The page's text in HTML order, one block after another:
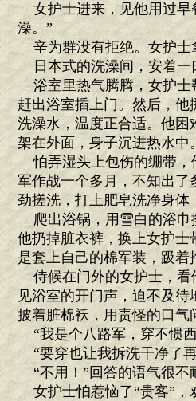
女护士进来，见他用过早
澡。”
辛为群没有拒绝。女护士
日本式的洗澡间，安着一
浴室里热气腾腾，女护士
赶出浴室插上门。然后，
洗澡水，温度正合适。他
架在外面，身子沉进热水中
怕弄湿头上包伤的绷带，
军作战一个多月，不知出
劲搓洗，打上肥皂洗净身体
爬出浴锅，用雪白的浴巾
他扔掉脏衣裤，换上女护
是套上自己的棉军装，趿
侍候在门外的女护士，看
见浴室的开门声，迫不及待
披着脏棉袄，用责怪的口气
“我是个八路军，穿不惯西
“要穿也让我拆洗干净了
“不用！”回答的语气很不
女护士怕惹恼了“贵客”，